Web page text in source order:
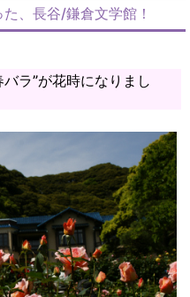
、長谷/鎌倉文学館！
ラ”が花時になりまし